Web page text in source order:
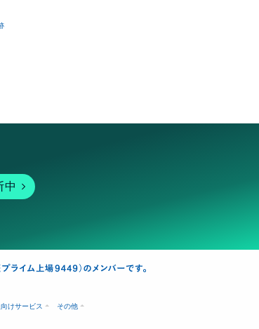
中
けサービス その他